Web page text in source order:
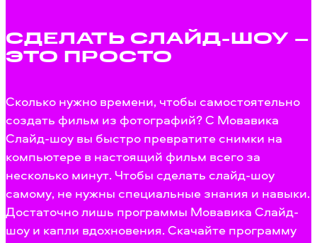
СДЕЛАТЬ СЛАЙД-ШОУ –
ЭТО ПРОСТО
Сколько нужно времени, чтобы самостоятельно
создать фильм из фотографий? С Мовавика
Слайд-шоу вы быстро превратите снимки на
компьютере в настоящий фильм всего за
несколько минут. Чтобы сделать слайд-шоу
самому, не нужны специальные знания и навыки.
Достаточно лишь программы Мовавика Слайд-
шоу и капли вдохновения. Скачайте программу